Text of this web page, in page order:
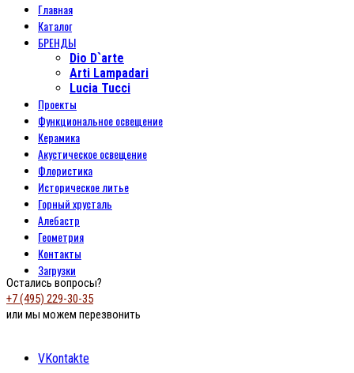
Главная
Каталог
БРЕНДЫ
Dio D`arte
Arti Lampadari
Lucia Tucci
Проекты
Функциональное освещение
Керамика
Акустическое освещение
Флористика
Историческое литье
Горный хрусталь
Алебастр
Геометрия
Контакты
Загрузки
Остались вопросы?
+7 (495) 229-30-35
или мы можем перезвонить
VKontakte